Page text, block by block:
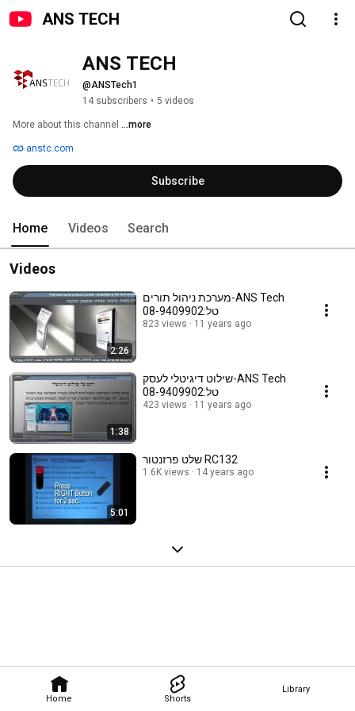
ANS TECH
Home Shorts
Library
ANS TECH
@ANSTech1
14 subscribers • 5 videos
More about this channel ...more
anstc.com
Subscribe
Home Videos Search
Videos
2:26
מערכת ניהול תורים-ANS Tech
טל:08-9409902
823 views 11 years ago
1:38
שילוט דיגיטלי לעסק-ANS Tech
טל:08-9409902
423 views 11 years ago
5:01
שלט פרזנטור RC132
1.6K views 14 years ago